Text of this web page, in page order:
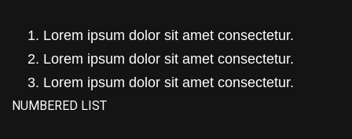
Lorem ipsum dolor sit amet consectetur.
Lorem ipsum dolor sit amet consectetur.
Lorem ipsum dolor sit amet consectetur.
NUMBERED LIST